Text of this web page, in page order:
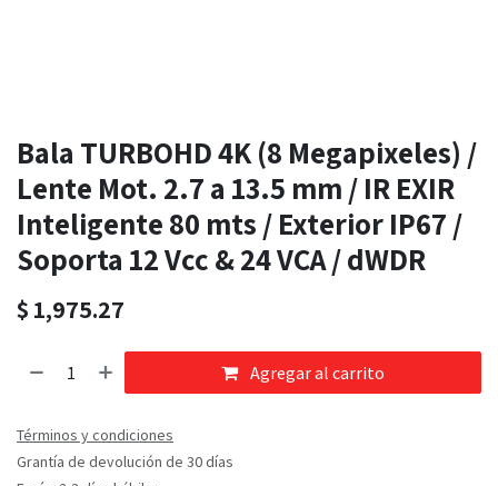
Bala TURBOHD 4K (8 Megapixeles) /
Lente Mot. 2.7 a 13.5 mm / IR EXIR
Inteligente 80 mts / Exterior IP67 /
Soporta 12 Vcc & 24 VCA / dWDR
$ 1,975.27
Agregar al carrito
Términos y condiciones
Grantía de devolución de 30 días